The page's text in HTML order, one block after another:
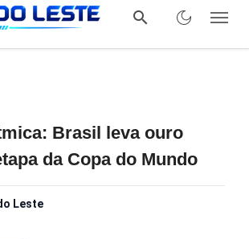
Brasil leva ouro
da Copa do Mundo
Leste